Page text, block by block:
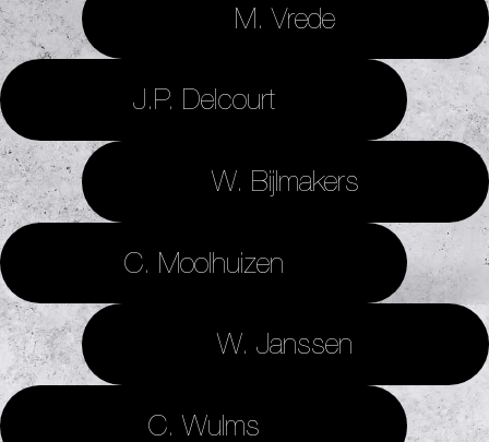
M. Vrede
J.P. Delcourt
W. Bijlmakers
C. Moolhuizen
W. Janssen
C. Wulms